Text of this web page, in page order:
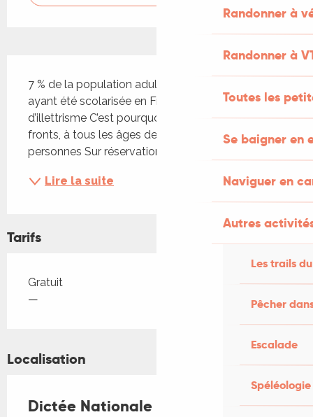
Randonner à
Randonner à
Toutes les
Se baigner en
Naviguer en
Autres
Les trails
Pêcher
Escalade
Spéléologie
7 % de la population adulte âgée de 18 à 65 ans
ayant été scolarisée en France est en situation
d’illettrisme C’est pourquoi il faut agir sur tous les
fronts, à tous les âges de la vie, au plus près des
personnes Sur réservation Verre de l'amitié offert
Lire la suite
Tarifs
Tarifs 2026
Gratuit
—
Localisation
Dictée Nationale du Rotary